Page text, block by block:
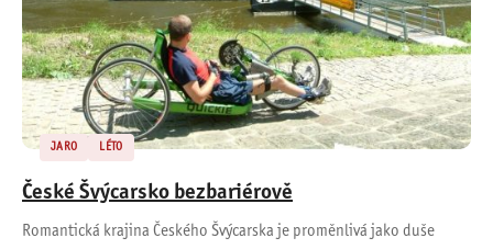
JARO LÉTO
České Švýcarsko bezbariérově
Romantická krajina Českého Švýcarska je proměnlivá jako duše